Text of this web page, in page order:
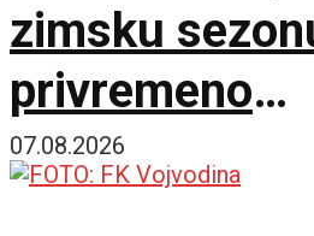
zimsku
privremeno
obustavljena
07.08.2026